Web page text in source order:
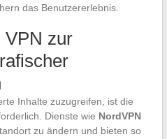
das Benutzererlebnis.
VPN zur
Inhalte zuzugreifen, ist die
Dienste wie NordVPN
zu ändern und bieten so